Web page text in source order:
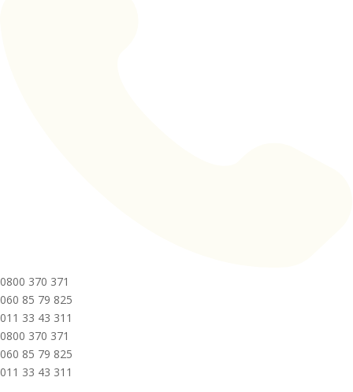
0800 370 371
060 85 79 825
011 33 43 311
0800 370 371
060 85 79 825
011 33 43 311